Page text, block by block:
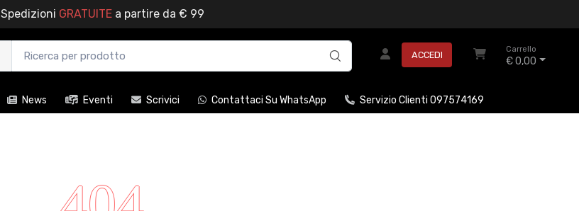
Spedizioni GRATUITEa partire da € 99
ACCEDI
Carrello
€ 0,00
News Eventi Scrivici Contattaci Su WhatsApp Servizio Clienti 097574169